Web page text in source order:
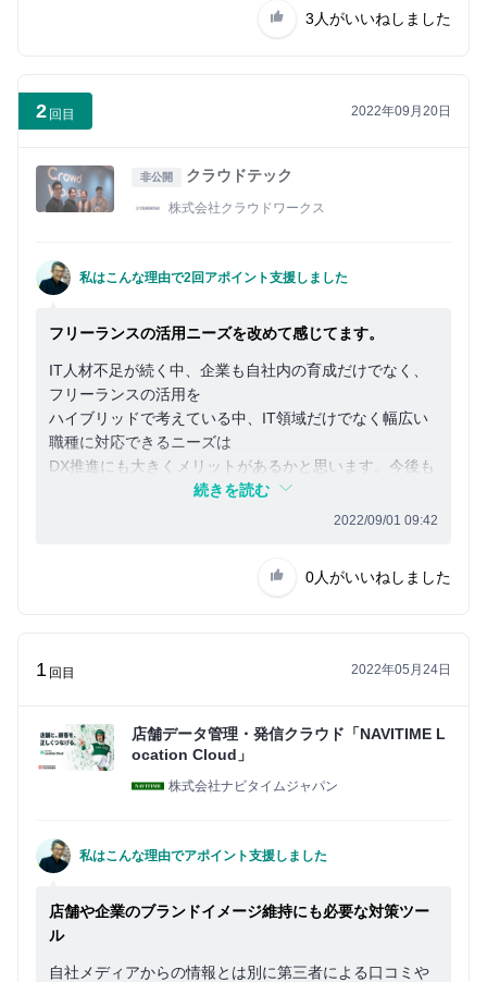
3人がいいねしました
2 回目 2022年09月20日
非公開 クラウドテック
株式会社クラウドワークス
私はこんな理由で2回アポイント支援しました
フリーランスの活用ニーズを改めて感じてます。
IT人材不足が続く中、企業も自社内の育成だけでなく、
フリーランスの活用を
ハイブリッドで考えている中、IT領域だけでなく幅広い
職種に対応できるニーズは
DX推進にも大きくメリットがあるかと思います。今後も
微力ながらご支援できれば幸いです。
続きを読む
2022/09/01 09:42
0人がいいねしました
1 回目 2022年05月24日
店舗データ管理・発信クラウド「NAVITIME L
ocation Cloud」
株式会社ナビタイムジャパン
私はこんな理由でアポイント支援しました
店舗や企業のブランドイメージ維持にも必要な対策ツー
ル
自社メディアからの情報とは別に第三者による口コミや